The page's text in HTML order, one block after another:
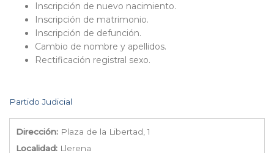
Inscripción de nuevo nacimiento.
Inscripción de matrimonio.
Inscripción de defunción.
Cambio de nombre y apellidos.
Rectificación registral sexo.
Partido Judicial
Dirección: Plaza de la Libertad, 1
Localidad: Llerena